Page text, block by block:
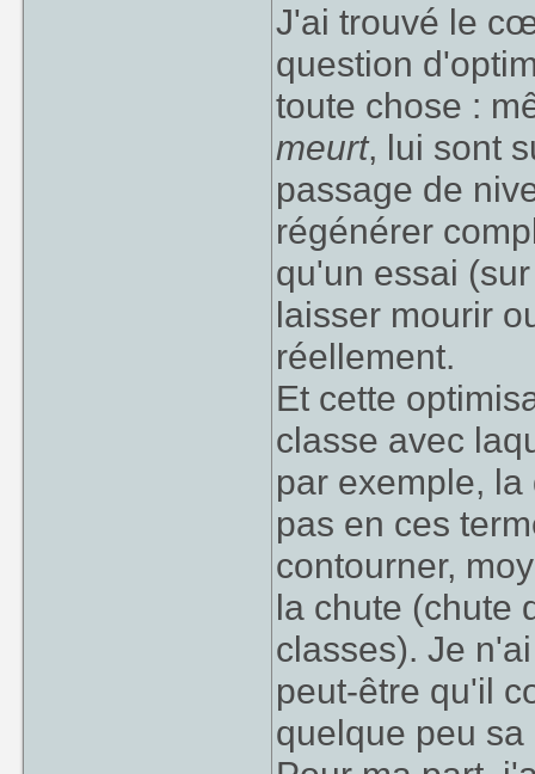
J'ai trouvé le
question
toute chose :
meurt, lui sont
passage de
régénérer
qu'un essai
laisser mourir
réellement.
Et cette
classe avec
par exemple,
pas en ces
contourner,
la chute (chute
classes). Je
peut-être qu'il
quelque peu sa